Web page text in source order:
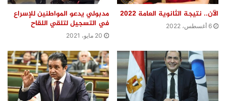
الآن.. نتيجة الثانوية العامة 2022
6 أغسطس، 2022
مدبولي يدعو المواطنين للإسراع
في التسجيل لتلقي اللقاح
20 مايو، 2021